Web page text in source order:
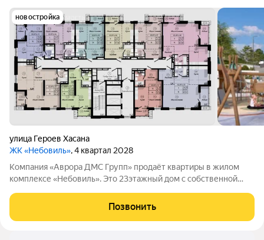
новостройка
улица Героев Хасана
ЖК «Небовиль», 4 квартал 2028
Компания «Аврора ДМС Групп» продаёт квартиры в жилом
комплексе «Небовиль». Это 23этажный дом с собственной
«Небовиль» создан для тех, кто стремится к успеху и хочет
находиться среди
Позвонить